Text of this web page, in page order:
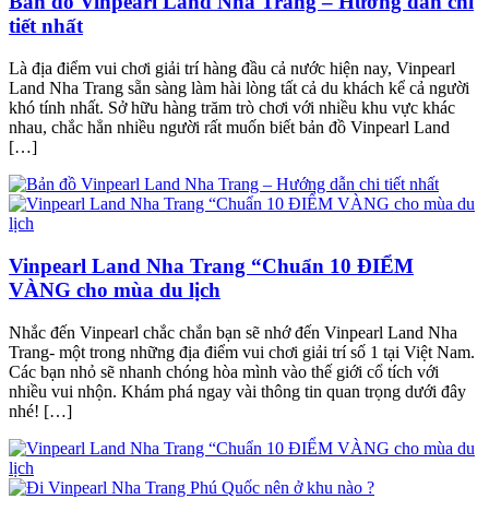
tiết nhất
Là địa điểm vui chơi giải trí hàng đầu cả nước hiện nay, Vinpearl
Land Nha Trang sẵn sàng làm hài lòng tất cả du khách kể cả người
khó tính nhất. Sở hữu hàng trăm trò chơi với nhiều khu vực khác
nhau, chắc hẳn nhiều người rất muốn biết bản đồ Vinpearl Land
[…]
Vinpearl Land Nha Trang “Chuẩn 10 ĐIỂM
VÀNG cho mùa du lịch
Nhắc đến Vinpearl chắc chắn bạn sẽ nhớ đến Vinpearl Land Nha
Trang- một trong những địa điểm vui chơi giải trí số 1 tại Việt Nam.
Các bạn nhỏ sẽ nhanh chóng hòa mình vào thế giới cổ tích với
nhiều vui nhộn. Khám phá ngay vài thông tin quan trọng dưới đây
nhé! […]